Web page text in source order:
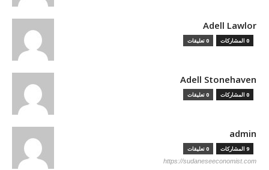
Adell Lawlor
0 المشاركات 0 تعليقات
Adell Stonehaven
0 المشاركات 0 تعليقات
admin
9 المشاركات 0 تعليقات
https://sudaneseeconomist.com